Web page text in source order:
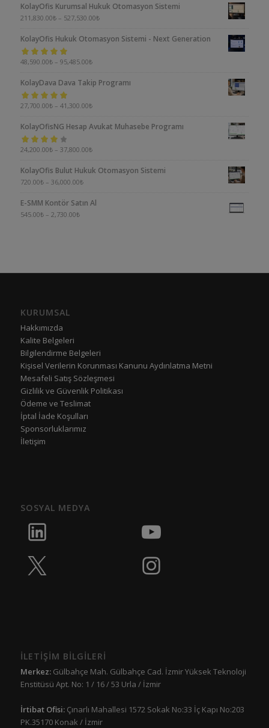
KolayOfis Kurumsal Hukuk Otomasyon Sistemi
211,830.00₺ – 527,530.00₺
KolayOfis Hukuk Otomasyon Sistemi - Next Generation
5 üzerinden
48,590.00₺ – 95,485.00₺
KolayDava Dava Takip Programı
5 üzerinden
27,700.00₺ – 41,300.00₺
KolayOfisNG Hesap Avukat Muhasebe Programı
5
4.00oy aldı
24,200.00₺ – 37,800.00₺
KolayOfis Bulut Hukuk Otomasyon Sistemi
720.00₺ – 36,000.00₺
E-SMM Kontör Satın Al
545.00₺ – 2,730.00₺
KURUMSAL
Hakkımızda
Kalite Belgeleri
Bilgilendirme Belgeleri
Kişisel Verilerin Korunması Kanunu Aydınlatma Metni
Mesafeli Satış Sözleşmesi
Gizlilik ve Güvenlik Politikası
Ödeme ve Teslimat
İptal İade Koşulları
Sponsorluklarımız
İletişim
SOSYAL MEDYA
İLETİŞİM BİLGİLERİ
Merkez:Gülbahçe Mah. Gülbahçe Cad. İzmir Yüksek Teknoloji
Enstitüsü Apt. No: 1 / 16 / 53 Urla / İzmir
İrtibat Ofisi: Çınarlı Mahallesi 1572 Sokak No:33 İç Kapı No:203
PK.35170 Konak / İzmir